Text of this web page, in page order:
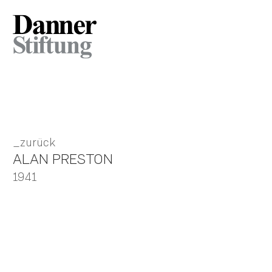
zurück
ALAN PRESTON
1941